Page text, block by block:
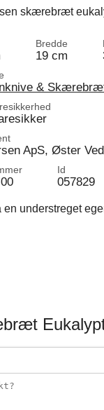
skærebræt
Bredde
19 cm
&
ApS, Øster
Id
057829
en understreget